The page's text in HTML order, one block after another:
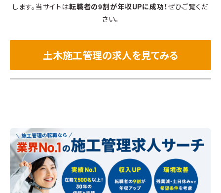
します。当サイトは転職者の9割が年収UPに成功！ぜひご覧くだ
さい。
土木施工管理の求人を見てみる